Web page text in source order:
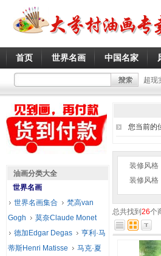
首页 世界名画 中国名家
超现
您当前的
装修风格
装修风格
总共找到 26个
油画分类大全
世界名画
世界名画集合
梵高van
Gogh
莫奈Claude Monet
德加Edgar Degas
亨利·马
蒂斯Henri Matisse
马克·夏